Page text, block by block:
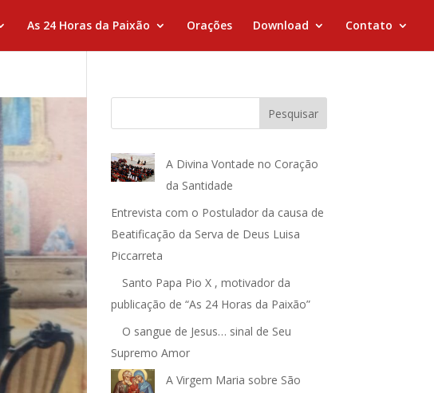
As 24 Horas da Paixão Orações Download Contato
Pesquisar
A Divina Vontade no Coração
da Santidade
Entrevista com o Postulador da causa de
Beatificação da Serva de Deus Luisa
Piccarreta
Santo Papa Pio X , motivador da
publicação de “As 24 Horas da Paixão”
O sangue de Jesus… sinal de Seu
Supremo Amor
A Virgem Maria sobre São